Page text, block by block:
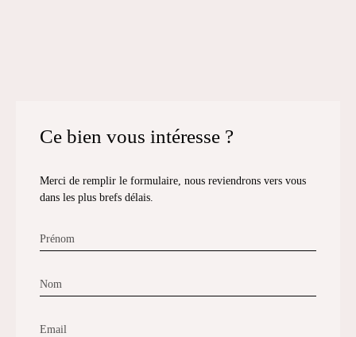
Ce bien vous intéresse ?
Merci de remplir le formulaire, nous reviendrons vers vous
dans les plus brefs délais.
Prénom
Nom
Email